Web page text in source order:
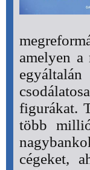
amelyen a
figurákat.
több
cégeket,